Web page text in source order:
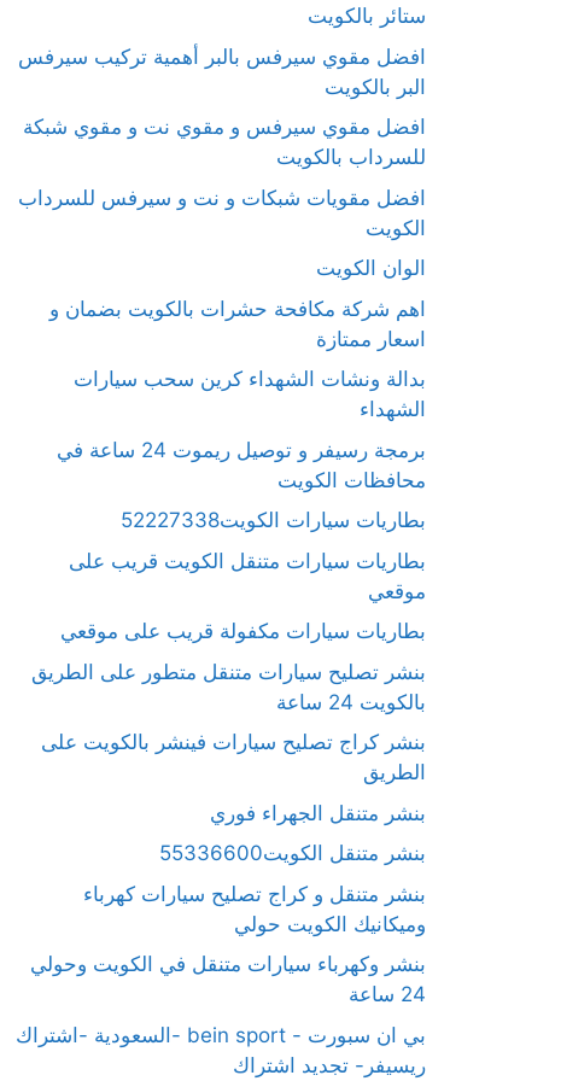
ستائر بالكويت
افضل مقوي سيرفس بالبر أهمية تركيب سيرفس
البر بالكويت
افضل مقوي سيرفس و مقوي نت و مقوي شبكة
للسرداب بالكويت
افضل مقويات شبكات و نت و سيرفس للسرداب
الكويت
الوان الكويت
اهم شركة مكافحة حشرات بالكويت بضمان و
اسعار ممتازة
بدالة ونشات الشهداء كرين سحب سيارات
الشهداء
برمجة رسيفر و توصيل ريموت 24 ساعة في
محافظات الكويت
بطاريات سيارات الكويت52227338
بطاريات سيارات متنقل الكويت قريب على
موقعي
بطاريات سيارات مكفولة قريب على موقعي
بنشر تصليح سيارات متنقل متطور على الطريق
بالكويت 24 ساعة
بنشر كراج تصليح سيارات فينشر بالكويت على
الطريق
بنشر متنقل الجهراء فوري
بنشر متنقل الكويت55336600
بنشر متنقل و كراج تصليح سيارات كهرباء
وميكانيك الكويت حولي
بنشر وكهرباء سيارات متنقل في الكويت وحولي
24 ساعة
بي ان سبورت - bein sport -السعودية -اشتراك
ريسيفر- تجديد اشتراك